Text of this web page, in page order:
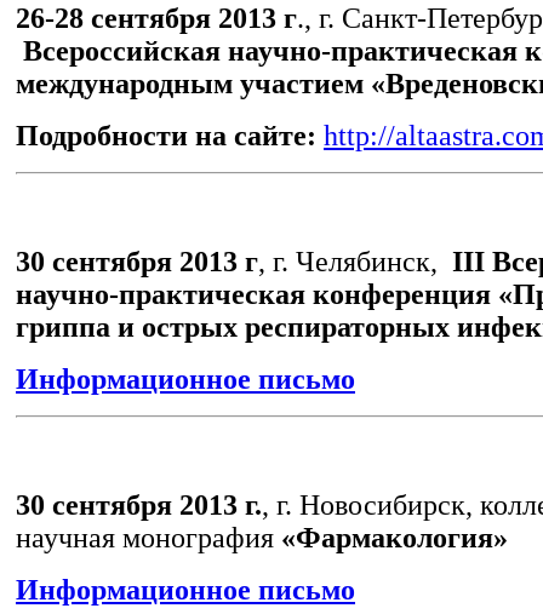
26-28 сентября 2013 г., г. Санкт-
Всероссийская научно-практическая
международным участием
Подробности на сайте: http://
30 сентября 2013 г, г. Челябинск, III
научно-практическая конференция
гриппа и острых респираторных
Информационное письмо
30 сентября 2013 г., г. Новосибирск,
научная монография «Фармакология»
Информационное письмо